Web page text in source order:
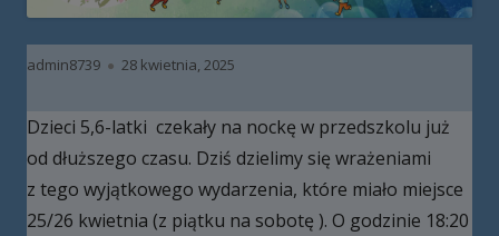
Autor
admin8739 Opublikowano
28 kwietnia, 2025
Dzieci 5,6-latki czekały na nockę w przedszkolu już
od dłuższego czasu. Dziś dzielimy się wrażeniami
z tego wyjątkowego wydarzenia, które miało miejsce
25/26 kwietnia (z piątku na sobotę ). O godzinie 18:20